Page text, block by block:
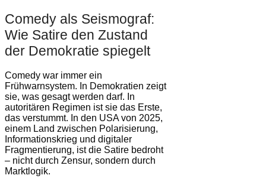
Comedy als Seismograf:
Wie Satire den Zustand
der Demokratie spiegelt
Comedy war immer ein
Frühwarnsystem. In Demokratien zeigt
sie, was gesagt werden darf. In
autoritären Regimen ist sie das Erste,
das verstummt. In den USA von 2025,
einem Land zwischen Polarisierung,
Informationskrieg und digitaler
Fragmentierung, ist die Satire bedroht
– nicht durch Zensur, sondern durch
Marktlogik.